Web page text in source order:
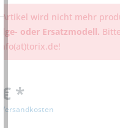
Artikel wird nicht mehr
oder Ersatzmodell.
€ *
Versandkosten